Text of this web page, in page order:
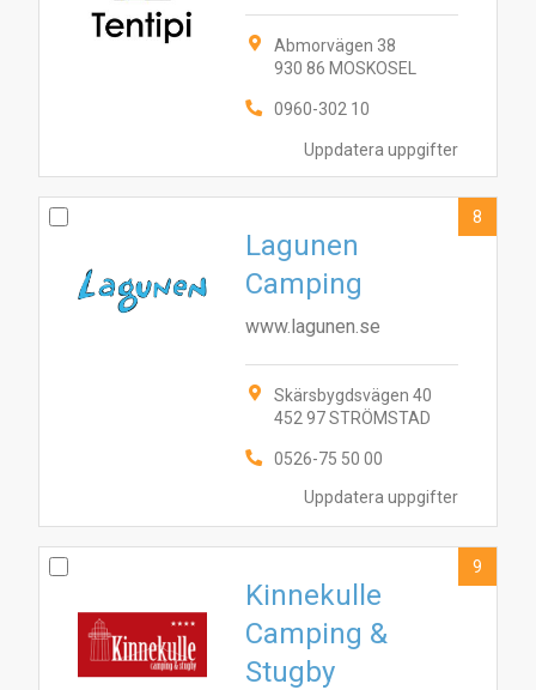
Uppdatera uppgifter
Abmorvägen 38
930 86 MOSKOSEL
0960-302 10
Uppdatera uppgifter
Lagunen
Camping
www.lagunen.se
Skärsbygdsvägen 40
452 97 STRÖMSTAD
0526-75 50 00
8
Kinnekulle
Camping &
Stugby
9